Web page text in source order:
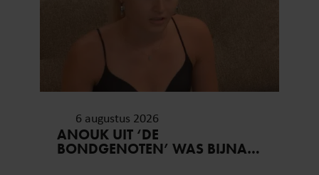
6 augustus 2026
ANOUK UIT ‘DE
BONDGENOTEN’ WAS BIJNA